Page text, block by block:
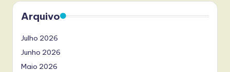
Arquivo
Julho 2026
Junho 2026
Maio 2026